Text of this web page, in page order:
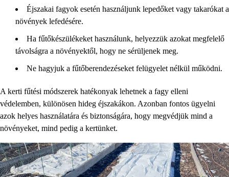
Éjszakai fagyok esetén használjunk lepedőket vagy takarókat a
növények lefedésére.
Ha fűtőkészülékeket használunk, helyezzük azokat megfelelő
távolságra a növényektől, hogy ne sérüljenek meg.
Ne hagyjuk a fűtőberendezéseket felügyelet nélkül működni.
A kerti fűtési módszerek hatékonyak lehetnek a fagy elleni
védelemben, különösen hideg éjszakákon. Azonban fontos ügyelni
azok helyes használatára és biztonságára, hogy megvédjük mind a
növényeket, mind pedig a kertünket.